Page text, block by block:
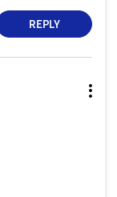
REPLY